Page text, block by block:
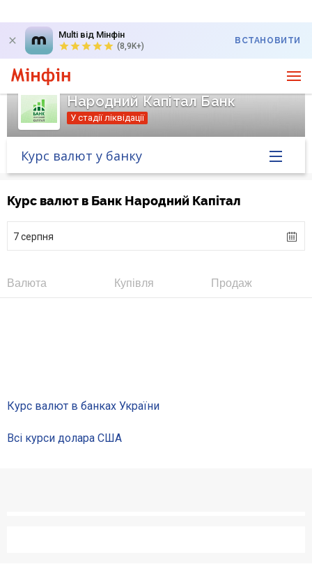
Multi від Мінфін
(8,9K+)
ВСТАНОВИТИ
Народний Капітал Банк
У стадії ліквідації
Банк у новинах
Курс валют у банку
Питання банку
Картки
Відділення і банкомати
Курс валют в Банк Народний Капітал
7 серпня
Валюта Купівля Продаж
Курс валют в банках України
Всі курси долара США